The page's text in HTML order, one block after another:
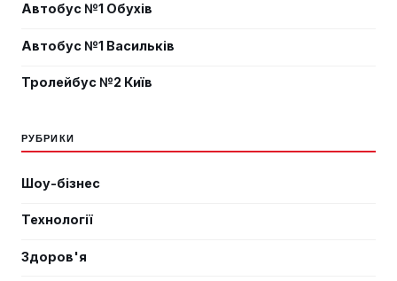
Автобус №1 Обухів
Автобус №1 Васильків
Тролейбус №2 Київ
РУБРИКИ
Шоу-бізнес
Технології
Здоров'я